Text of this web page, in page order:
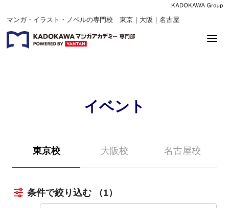
マンガ・イラスト・ノベルの専門校 東京｜大阪｜名古屋
イベント
東京校 大阪校 名古屋校
条件で絞り込む （1）